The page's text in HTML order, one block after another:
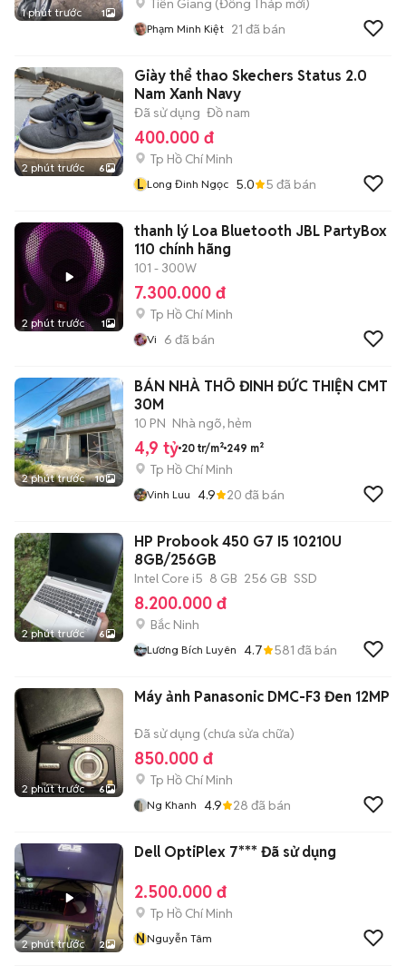
1 phút trước 1
Tiền Giang (Đồng Tháp mới)
Phạm Minh Kiệt 21 đã bán
2 phút trước 6
Giày thể thao Skechers Status 2.0
Nam Xanh Navy
Đã sử dụng Đồ nam
400.000 đ
Tp Hồ Chí Minh
L Long Đinh Ngọc 5.0 5 đã bán
2 phút trước 1
thanh lý Loa Bluetooth JBL PartyBox
110 chính hãng
101 - 300W
7.300.000 đ
Tp Hồ Chí Minh
Vi 6 đã bán
2 phút trước 10
BÁN NHÀ THÔ ĐINH ĐỨC THIỆN CMT
30M
10 PN Nhà ngõ, hẻm
4,9 tỷ 20 tr/m² 249 m²
Tp Hồ Chí Minh
Vinh Luu 4.9 20 đã bán
2 phút trước 6
HP Probook 450 G7 I5 10210U
8GB/256GB
Intel Core i5 8 GB 256 GB SSD
8.200.000 đ
Bắc Ninh
Lương Bích Luyên 4.7 581 đã bán
2 phút trước 6
Máy ảnh Panasonic DMC-F3 Đen 12MP
Đã sử dụng (chưa sửa chữa)
850.000 đ
Tp Hồ Chí Minh
Ng Khanh 4.9 28 đã bán
2 phút trước 2
Dell OptiPlex 7*** Đã sử dụng
2.500.000 đ
Tp Hồ Chí Minh
NNguyễn Tâm